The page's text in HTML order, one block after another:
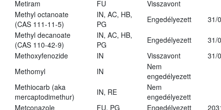
Metiram
FU
Visszavont
Methyl octanoate
(CAS 111-11-5)
IN, AC, HB,
PG
Engedélyezett
31/
Methyl decanoate
(CAS 110-42-9)
IN, AC, HB,
PG
Engedélyezett
31/
Methoxyfenozide
IN Visszavont
31/
Methomyl
IN
Nem
engedélyezett
Methiocarb (aka
mercaptodimethur)
IN, RE
Nem
engedélyezett
Metconazole
FU, PG Engedélyezett